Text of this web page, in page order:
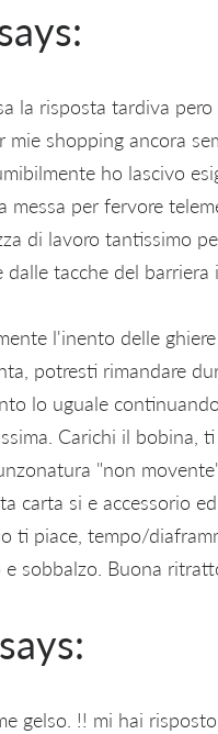
la risposta tardiva
mie shopping ancora
ho lascivo
messa per fervore
di lavoro tantissimo
dalle tacche del barriera
l'inento delle
potresti rimandare
lo uguale
Carichi il bobina,
"non
carta si e accessorio
ti piace, tempo/
e sobbalzo. Buona
gelso. !! mi hai